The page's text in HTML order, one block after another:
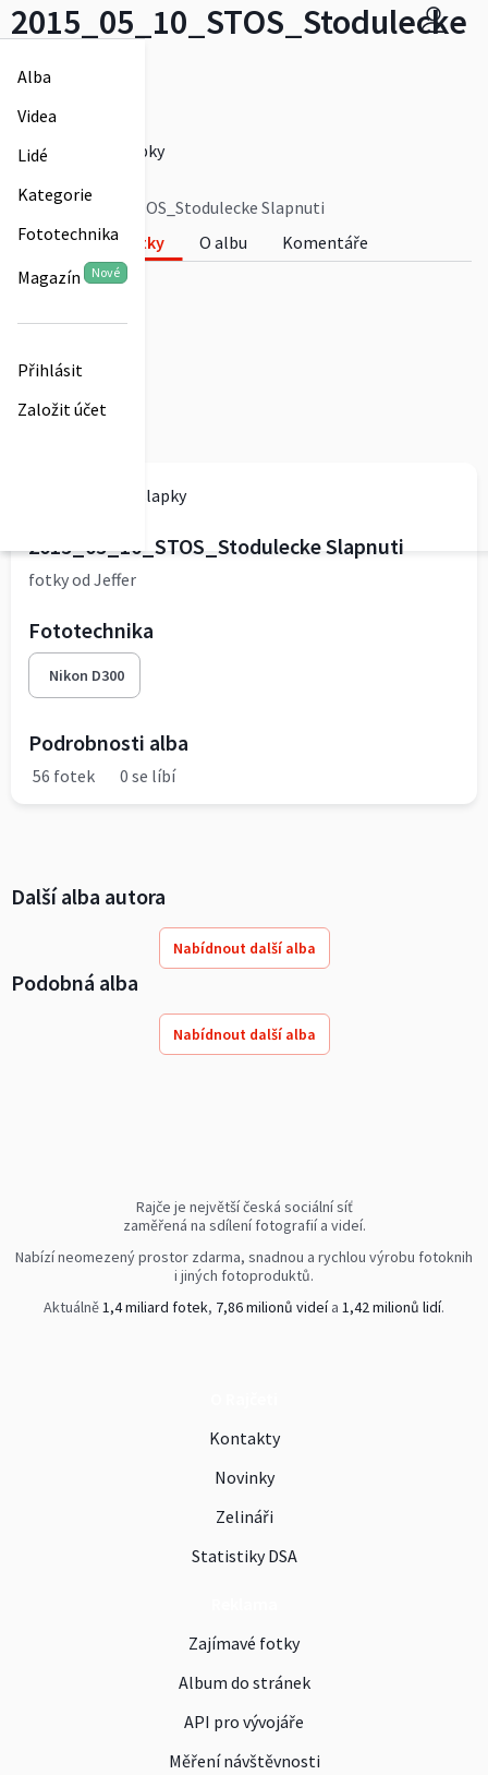
Alba
Videa
Lidé
Kategorie
Fototechnika
Magazín Nové
Přihlásit
Založit účet
2015_05_10_STOS_Stodulecke
Slapnuti
fotky od Jeffer
Více
vinohradskeslapky
2015_05_10_STOS_Stodulecke Slapnuti
Fotky
O albu
Komentáře
0
vinohradskeslapky
2015_05_10_STOS_Stodulecke Slapnuti
fotky od Jeffer
Fototechnika
Nikon D300
Podrobnosti alba
56 fotek 0 se líbí
Další alba autora
Nabídnout další alba
Podobná alba
Nabídnout další alba
Rajče je největší česká sociální síť
zaměřená na sdílení fotografií a videí.
Nabízí neomezený prostor zdarma, snadnou a rychlou výrobu fotoknih
i jiných fotoproduktů.
Aktuálně1,4 miliard fotek, 7,86 milionů videía 1,42 milionů lidí.
Kontakty
Novinky
Zelináři
Statistiky DSA
Zajímavé fotky
Album do stránek
API pro vývojáře
Měření návštěvnosti